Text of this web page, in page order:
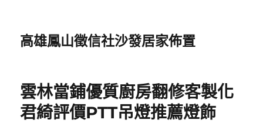
高雄鳳山徵信社沙發居家佈置
雲林當鋪優質廚房翻修客製化
君綺評價PTT吊燈推薦燈飾